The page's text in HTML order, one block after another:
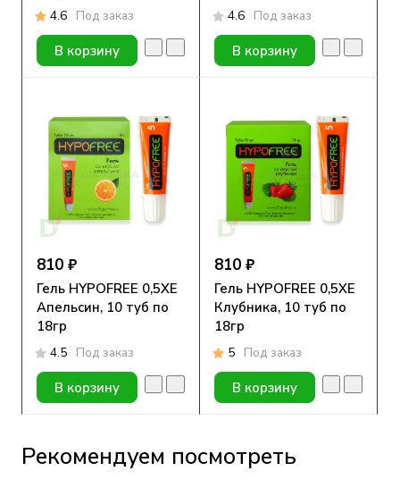
4.6 Под заказ
В корзину
4.6 Под заказ
В корзину
810 ₽
Гель HYPOFREE 0,5ХЕ
Апельсин, 10 туб по
18гр
4.5 Под заказ
В корзину
810 ₽
Гель HYPOFREE 0,5ХЕ
Клубника, 10 туб по
18гр
5 Под заказ
В корзину
Рекомендуем посмотреть